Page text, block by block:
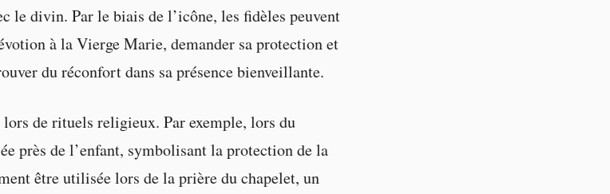
le divin. Par le biais de l’icône, les fidèles peuvent
à la Vierge Marie, demander sa protection et
du réconfort dans sa présence bienveillante.
de rituels religieux. Par exemple, lors du
près de l’enfant, symbolisant la protection de la
être utilisée lors de la prière du chapelet, un